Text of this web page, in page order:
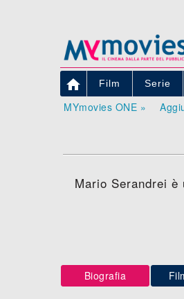
 Film Serie
MYmovies ONE »
Mario Serandrei
Biografia